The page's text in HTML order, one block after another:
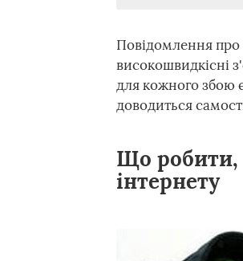
Повідомлення про
високошвидкісні
для кожного збою
доводиться
Що робити,
інтернету